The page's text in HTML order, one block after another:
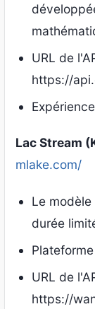
URL de
https://
Expérience
Lac Stream
mlake.com/
Le
durée
URL de
https://